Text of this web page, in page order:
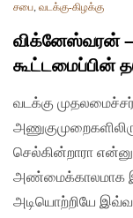
சபை, வடக்கு-கிழக்கு
விக்னேஸ்வரன் –
கூட்டமைப்பின்
வடக்கு
செல்கின்றாரா
அண்மைக்காலமாக
அடியொற்றியே